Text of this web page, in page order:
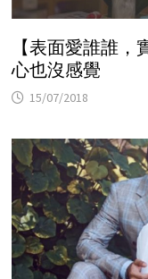
【表面愛誰誰
心也沒感覺
15/07/2018